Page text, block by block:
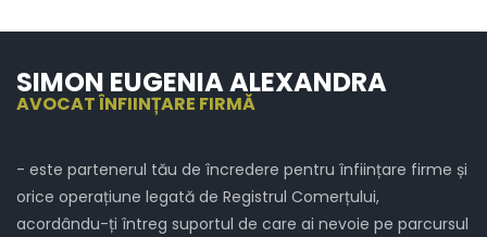
SIMON EUGENIA ALEXANDRA
AVOCAT ÎNFIINȚARE FIRMĂ
- este partenerul tău de încredere pentru înființare firme și
orice operațiune legată de Registrul Comerțului,
acordându-ți întreg suportul de care ai nevoie pe parcursul